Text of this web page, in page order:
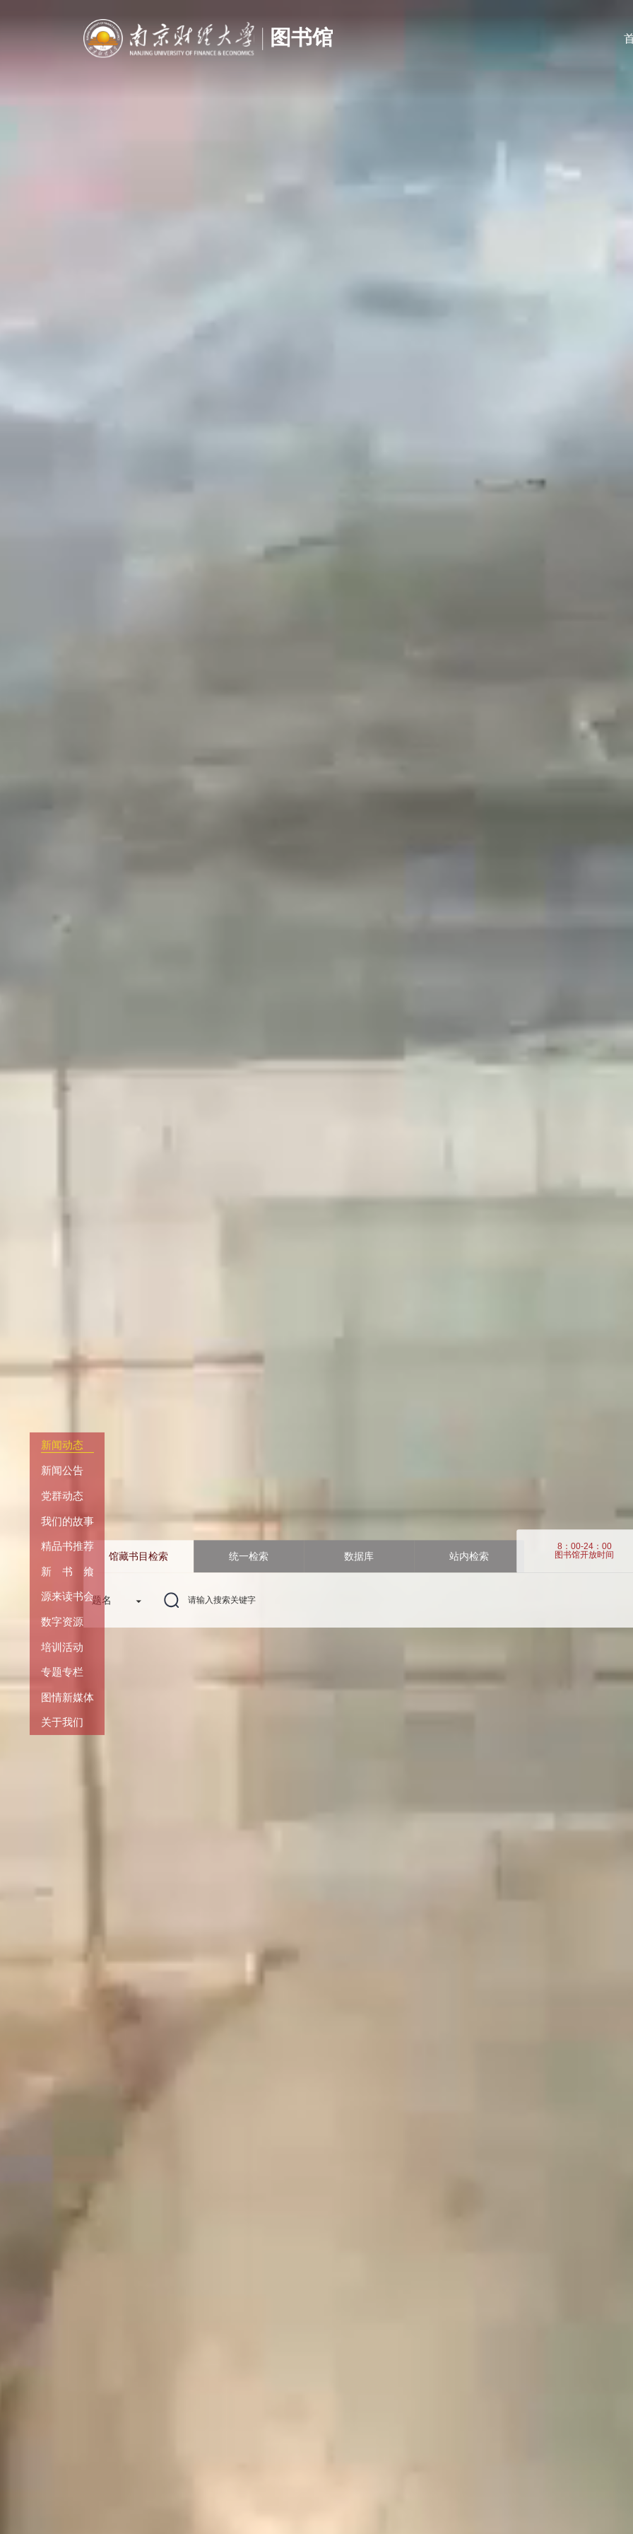
馆藏书目检索 统一检索 数据库 站内检索
题名
8：00-24：00
图书馆开放时间
新闻动态
新闻公告
党群动态
我们的故事
精品书推荐
新 书 飨
源来读书会
数字资源
培训活动
专题专栏
图情新媒体
关于我们